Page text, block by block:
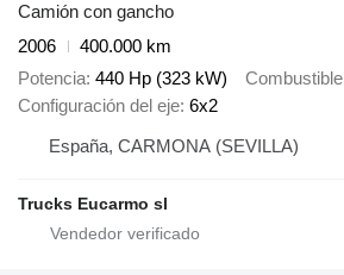
Camión con gancho
2006
400.000 km
Potencia 440 Hp (323 kW) Combustible
Configuración del eje 6x2
España, CARMONA (SEVILLA)
Trucks Eucarmo sl